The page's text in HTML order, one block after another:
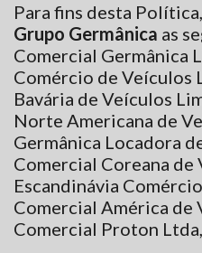
Para fins desta
Grupo Germânica as
Comercial Germânica
Comércio de Veículos
Bavária de Veículos
Norte Americana de
Germânica Locadora
Comercial Coreana de
Escandinávia
Comercial América de
Comercial Proton